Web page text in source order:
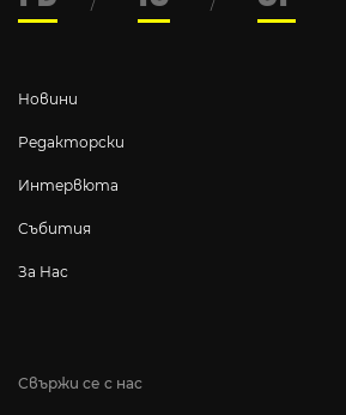
Свържи се с нас
Новини
Редакторски
Интервюта
Събития
За Нас